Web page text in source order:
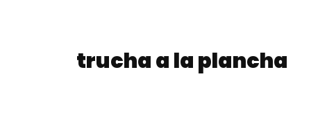
trucha a la plancha